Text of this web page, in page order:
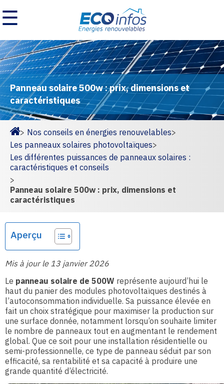
☰
Panneau solaire 500w : prix, dimensions et
caractéristiques
Homepage
> Nos conseils en énergies renouvelables>
Les panneaux solaires photovoltaïques>
Les différentes puissances de panneaux solaires :
caractéristiques et conseils
>
Panneau solaire 500w : prix, dimensions et
caractéristiques
Aperçu
Mis à jour le 13 janvier 2026
Le panneau solaire de 500W représente aujourd’hui le
haut du panier des modules photovoltaïques destinés à
l’autoconsommation individuelle. Sa puissance élevée en
fait un choix stratégique pour maximiser la production sur
une surface donnée, notamment lorsqu’on souhaite limiter
le nombre de panneaux tout en augmentant le rendement
global. Que ce soit pour une installation résidentielle ou
semi-professionnelle, ce type de panneau séduit par son
efficacité, sa rentabilité et sa capacité à produire une
grande quantité d’électricité.